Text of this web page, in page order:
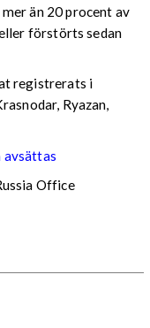
än 20 procent av
förstörts sedan
registrerats i
Ryazan,
avsättas
Office